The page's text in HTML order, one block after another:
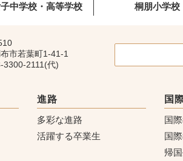
中学校・高等学校 桐朋小学校
市若葉町1-41-1
3300-2111(代)
進路
多彩な進路
活躍する卒業生
国
国
国
帰